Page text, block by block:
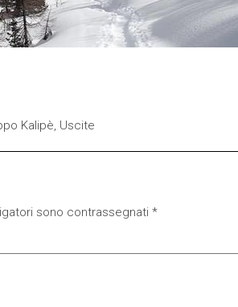
Kalipè, Uscite
sono contrassegnati *